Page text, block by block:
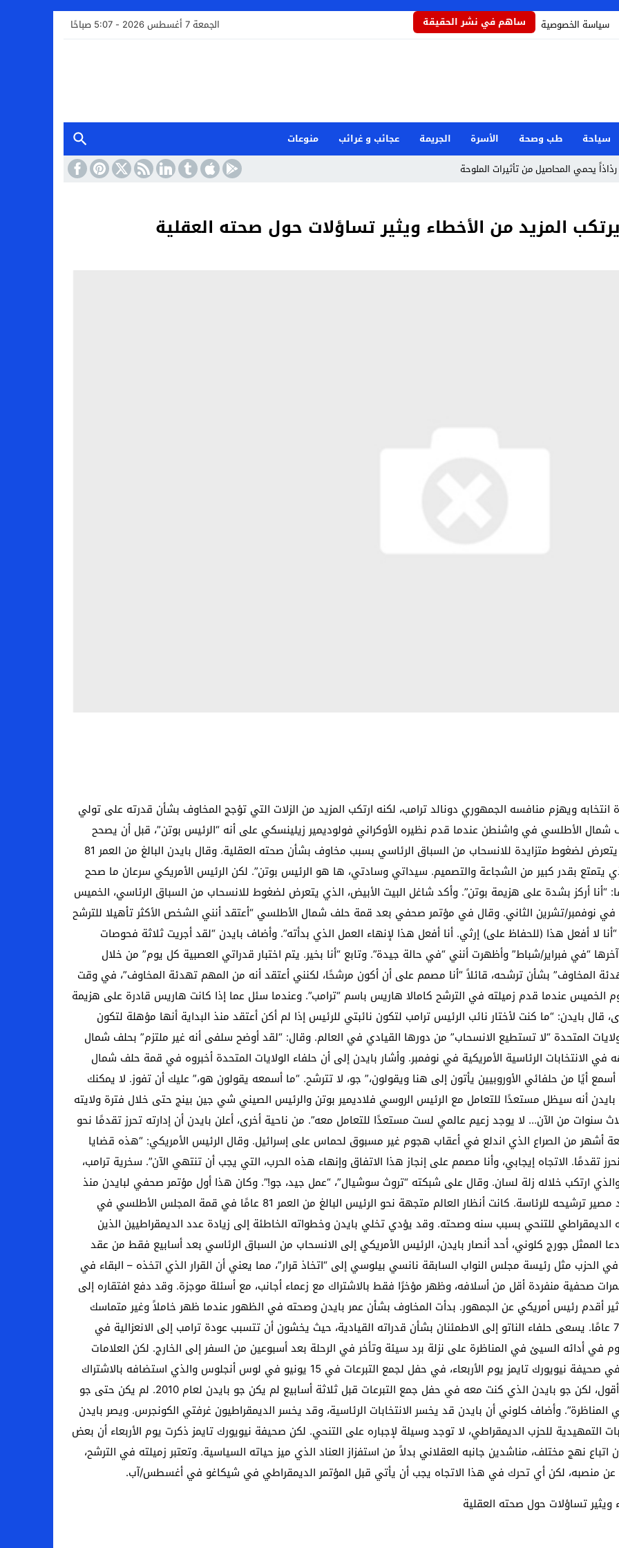
سياسة الخصوصية ساهم في نشر الحقيقة الجمعة 7 أغسطس 2026 - 5:07 صباحًا
سياحة طب وصحة الأسرة الجريمة عجائب و غرائب
منوعات
يحمي المحاصيل من تأثيرات الملوحة
رفض دور البطولة في بكيزة وزغلول
مرفأ بيروت: هل العدالة قريبة؟
بعد حادثة دمياط
المزيد من الأخطاء ويثير تساؤلات حول صحته العقلية
ويهزم منافسه الجمهوري دونالد ترامب، لكنه ارتكب المزيد من الزلات التي تؤجج المخاوف بشأن قدرته على تولي
شمال الأطلسي في واشنطن عندما قدم نظيره الأوكراني فولوديمير زيلينسكي على أنه “الرئيس بوتن”، قبل أن يصحح
نفسه، في انتكاسة جديدة للمرشح الديمقراطي الذي يتعرض لضغوط متزايدة للانسحاب من السباق الرئاسي بسبب مخاوف بشأن صحته العقلية. وقال بايدن البالغ من العمر 81
يتمتع بقدر كبير من الشجاعة والتصميم. سيداتي وسادتي، ها هو الرئيس بوتن”. لكن الرئيس الأمريكي سرعان ما صحح
“أنا أركز بشدة على هزيمة بوتن”. وأكد شاغل البيت الأبيض، الذي يتعرض لضغوط للانسحاب من السباق الرئاسي، الخميس
في نوفمبر/تشرين الثاني. وقال في مؤتمر صحفي بعد قمة حلف شمال الأطلسي “أعتقد أنني الشخص الأكثر تأهيلا للترشح
لا أفعل هذا (للحفاظ على) إرثي. أنا أفعل هذا لإنهاء العمل الذي بدأته”. وأضاف بايدن “لقد أجريت ثلاثة فحوصات
“في فبراير/شباط” وأظهرت أنني “في حالة جيدة”. وتابع “أنا بخير. يتم اختبار قدراتي العصبية كل يوم” من خلال
المخاوف” بشأن ترشحه، قائلاً “أنا مصمم على أن أكون مرشحًا، لكنني أعتقد أنه من المهم تهدئة المخاوف”، في وقت
الخميس عندما قدم زميلته في الترشح كامالا هاريس باسم “ترامب”. وعندما سئل عما إذا كانت هاريس قادرة على هزيمة
قال بايدن: “ما كنت لأختار نائب الرئيس ترامب لتكون نائبتي للرئيس إذا لم أكن أعتقد منذ البداية أنها مؤهلة لتكون
المتحدة “لا تستطيع الانسحاب” من دورها القيادي في العالم. وقال: “لقد أوضح سلفى أنه غير ملتزم” بحلف شمال
الرئاسية الأمريكية في نوفمبر. وأشار بايدن إلى أن حلفاء الولايات المتحدة أخبروه في قمة حلف شمال
أيًا من حلفائي الأوروبيين يأتون إلى هنا ويقولون،” جو، لا تترشح. “ما أسمعه يقولون هو،” عليك أن تفوز. لا يمكنك
أنه سيظل مستعدًا للتعامل مع الرئيس الروسي فلاديمير بوتن والرئيس الصيني شي جين بينج حتى خلال فترة ولايته
سنوات من الآن… لا يوجد زعيم عالمي لست مستعدًا للتعامل معه”. من ناحية أخرى، أعلن بايدن أن إدارته تحرز تقدمًا نحو
أشهر من الصراع الذي اندلع في أعقاب هجوم غير مسبوق لحماس على إسرائيل. وقال الرئيس الأمريكي: “هذه قضايا
الاتجاه إيجابي، وأنا مصمم على إنجاز هذا الاتفاق وإنهاء هذه الحرب، التي يجب أن تنتهي الآن”. سخرية ترامب،
ارتكب خلاله زلة لسان. وقال على شبكته “تروث سوشيال”، “عمل جيد، جو!”. وكان هذا أول مؤتمر صحفي لبايدن منذ
مناظرته الكارثية ضد ترامب، وهو الحدث الذي قد يحدد مصير ترشيحه للرئاسة. كانت أنظار العالم متجهة نحو الرئيس البالغ من العمر 81 عامًا في قمة المجلس الأطلسي في
للتنحي بسبب سنه وصحته. وقد يؤدي تخلي بايدن وخطواته الخاطئة إلى زيادة عدد الديمقراطيين الذين
الممثل جورج كلوني، أحد أنصار بايدن، الرئيس الأمريكي إلى الانسحاب من السباق الرئاسي بعد أسابيع فقط من عقد
الحزب مثل رئيسة مجلس النواب السابقة نانسي بيلوسي إلى “اتخاذ قرار”، مما يعني أن القرار الذي اتخذه – البقاء في
صحفية منفردة أقل من أسلافه، وظهر مؤخرًا فقط بالاشتراك مع زعماء أجانب، مع أسئلة موجزة. وقد دفع افتقاره إلى
تأثير أقدم رئيس أمريكي عن الجمهور. بدأت المخاوف بشأن عمر بايدن وصحته في الظهور عندما ظهر خاملاً وغير متماسك
في بعض الأحيان خلال مناظرة تلفزيونية ضد ترامب، 78 عامًا. يسعى حلفاء الناتو إلى الاطمئنان بشأن قدراته القيادية، حيث يخشون أن تتسبب عودة ترامب إلى الانعزالية في
في أدائه السيئ في المناظرة على نزلة برد سيئة وتأخر في الرحلة بعد أسبوعين من السفر إلى الخارج. لكن العلامات
كانت موجودة مسبقًا، كما كتب كلوني في مقال رأي في صحيفة نيويورك تايمز يوم الأربعاء، في حفل لجمع التبرعات في 15 يونيو في لوس أنجلوس والذي استضافه بالاشتراك
مع الممثلة جوليا روبرتس. قال كلوني: “من المدمر أن أقول، لكن جو بايدن الذي كنت معه في حفل جمع التبرعات قبل ثلاثة أسابيع لم يكن جو بايدن لعام 2010. لم يكن حتى جو
جميعًا في المناظرة”. وأضاف كلوني أن بايدن قد يخسر الانتخابات الرئاسية، وقد يخسر الديمقراطيون غرفتي الكونجرس. ويصر بايدن
للحزب الديمقراطي، لا توجد وسيلة لإجباره على التنحي. لكن صحيفة نيويورك تايمز ذكرت يوم الأربعاء أن بعض
نهج مختلف، مناشدين جانبه العقلاني بدلاً من استفزاز العناد الذي ميز حياته السياسية. وتعتبر زميلته في الترشح،
عن منصبه، لكن أي تحرك في هذا الاتجاه يجب أن يأتي قبل المؤتمر الديمقراطي في شيكاغو في أغسطس/آب.
ويثير تساؤلات حول صحته العقلية